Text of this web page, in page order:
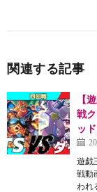
関連する記事
【
戦
ッ
遊戯
戦動
われ